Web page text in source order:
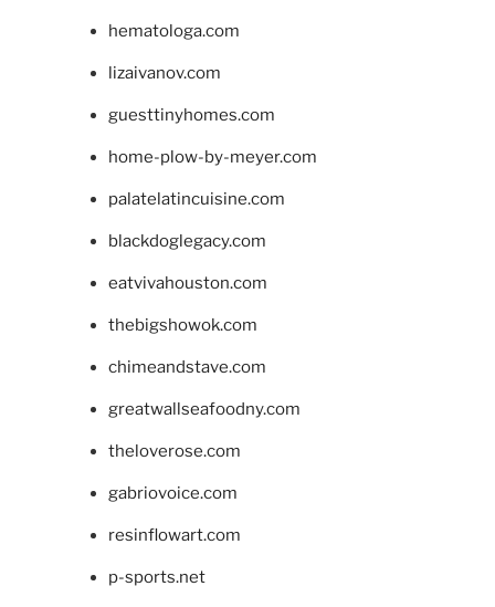
hematologa.com
lizaivanov.com
guesttinyhomes.com
home-plow-by-meyer.com
palatelatincuisine.com
blackdoglegacy.com
eatvivahouston.com
thebigshowok.com
chimeandstave.com
greatwallseafoodny.com
theloverose.com
gabriovoice.com
resinflowart.com
p-sports.net